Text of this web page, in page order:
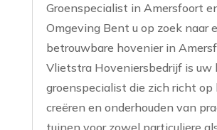
Groenspecialist in Amersfoort
Omgeving Bent u op zoek naar
betrouwbare hovenier in
Vlietstra Hoveniersbedrijf is uw
groenspecialist die zich richt op
creëren en onderhouden van